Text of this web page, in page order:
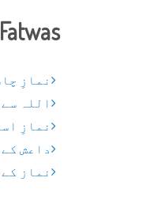
نمازِ
اللہ
نمازِ
داعش
نماز